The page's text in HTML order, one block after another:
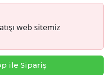
web sitemiz
ile Sipariş